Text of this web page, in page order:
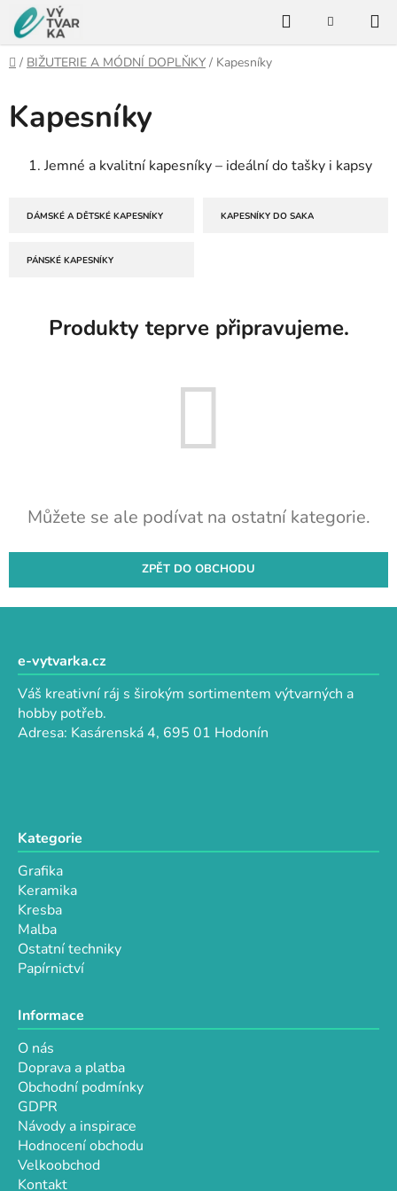
Přejít
na
obsah
HledatNÁKUPNÍ
Domů
/ BIŽUTERIE A MÓDNÍ DOPLŇKY / Kapesníky
Kapesníky
Jemné a kvalitní kapesníky – ideální do tašky i kapsy
DÁMSKÉ A DĚTSKÉ KAPESNÍKY KAPESNÍKY DO SAKA
PÁNSKÉ KAPESNÍKY
Produkty teprve připravujeme.
Můžete se ale podívat na ostatní kategorie.
ZPĚT DO OBCHODU
e-vytvarka.cz
Váš kreativní ráj s širokým sortimentem výtvarných a
hobby potřeb.
Adresa: Kasárenská 4, 695 01 Hodonín
Kategorie
Grafika
Keramika
Kresba
Malba
Ostatní techniky
Papírnictví
Informace
O nás
Doprava a platba
Obchodní podmínky
GDPR
Návody a inspirace
Hodnocení obchodu
Velkoobchod
Kontakt